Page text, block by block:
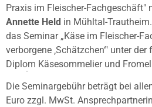
Praxis im Fleischer-Fachgeschäft"
Annette Held in Mühltal-
das Seminar „Käse im Fleischer-
verborgene ‚Schätzchen‘" unter
Diplom Käsesommelier und
Die Seminargebühr beträgt bei
Euro zzgl. MwSt.